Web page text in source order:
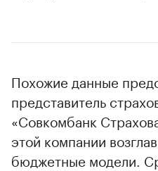
Похожие данные
представитель
«Совкомбанк
этой компании
бюджетные модели.